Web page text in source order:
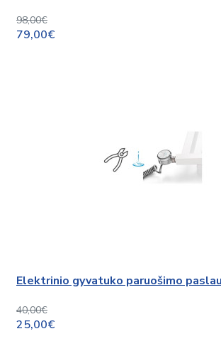
98,00€
79,00€
Elektrinio gyvatuko paruošimo
40,00€
25,00€